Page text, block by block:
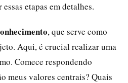
etapas em detalhes.
, que serve como
Aqui, é crucial realizar uma
Comece respondendo
meus valores centrais? Quais